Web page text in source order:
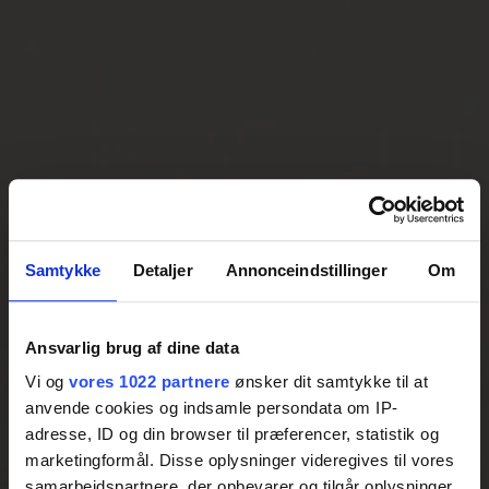
Samtykke Detaljer Annonceindstillinger Om
Ansvarlig brug af dine data
Vi og vores 1022 partnere ønsker dit samtykke til at
anvende cookies og indsamle persondata om IP-
adresse, ID og din browser til præferencer, statistik og
marketingformål. Disse oplysninger videregives til vores